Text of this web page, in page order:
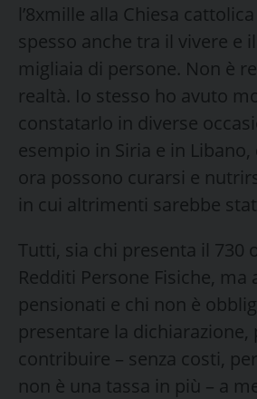
l’8xmille alla Chiesa
spesso anche tra il vivere e
migliaia di persone. Non è
realtà. Io stesso ho avuto
constatarlo in diverse
esempio in Siria e in
ora possono curarsi e
in cui altrimenti sarebbe
Tutti, sia chi presenta il 730
Redditi Persone Fisiche, ma
pensionati e chi non è
presentare la dichiarazione,
contribuire – senza costi,
non è una tassa in più – a